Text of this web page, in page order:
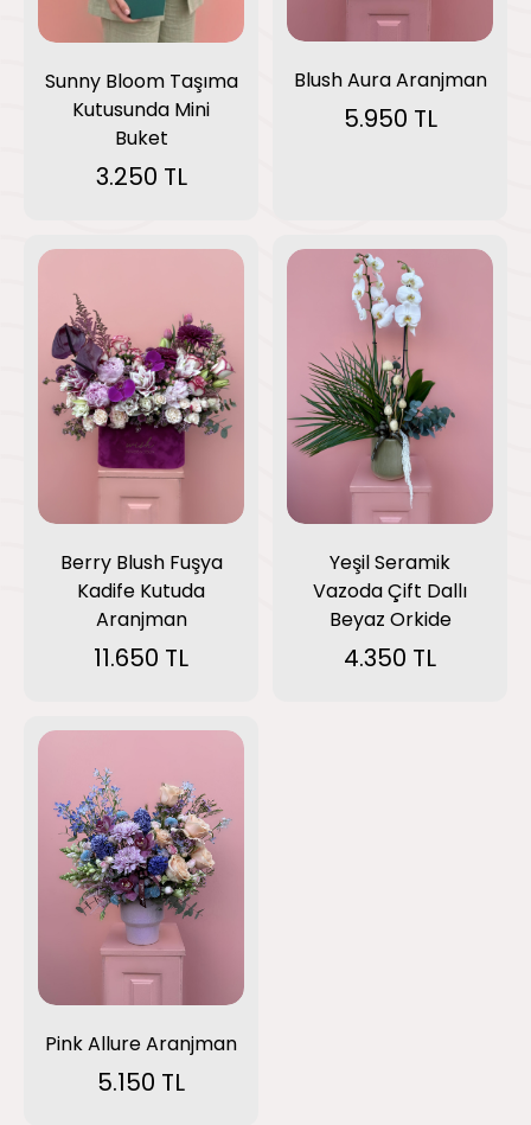
Sunny Bloom Taşıma
Kutusunda Mini
Buket
3.250 TL
Blush Aura Aranjman
5.950 TL
Berry Blush Fuşya
Kadife Kutuda
Aranjman
11.650 TL
Yeşil Seramik
Vazoda Çift Dallı
Beyaz Orkide
4.350 TL
Pink Allure Aranjman
5.150 TL